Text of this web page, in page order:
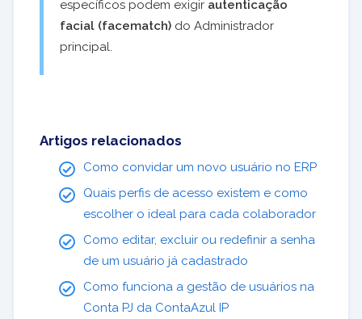
específicos podem exigir autenticação
facial (facematch) do Administrador
principal.
Artigos relacionados
Como convidar um novo usuário no ERP
Quais perfis de acesso existem e como
escolher o ideal para cada colaborador
Como editar, excluir ou redefinir a senha
de um usuário já cadastrado
Como funciona a gestão de usuários na
Conta PJ da ContaAzul IP